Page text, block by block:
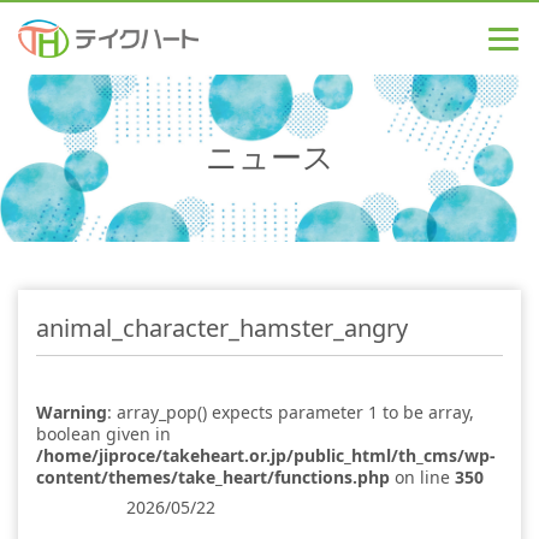
ニュース
animal_character_hamster_angry
Warning: array_pop() expects parameter 1 to be array,
boolean given in
/home/jiproce/takeheart.or.jp/public_html/th_cms/wp-
content/themes/take_heart/functions.php on line 350
2026/05/22